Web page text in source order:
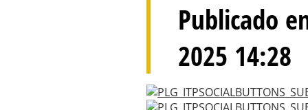
Publicado
2025 14:28